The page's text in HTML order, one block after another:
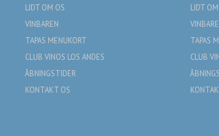
LIDT OM OS
VINBAREN
TAPAS MENUKORT
CLUB VINOS LOS ANDES
ÅBNINGSTIDER
KONTAKT OS
LIDT
TAPAS
CLUB